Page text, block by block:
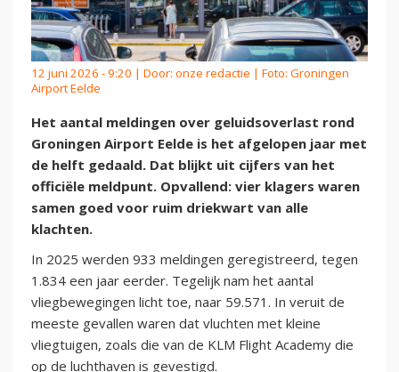
12 juni 2026 - 9:20 | Door: onze redactie | Foto: Groningen
Airport Eelde
Het aantal meldingen over geluidsoverlast rond
Groningen Airport Eelde is het afgelopen jaar met
de helft gedaald. Dat blijkt uit cijfers van het
officiële meldpunt. Opvallend: vier klagers waren
samen goed voor ruim driekwart van alle
klachten.
In 2025 werden 933 meldingen geregistreerd, tegen
1.834 een jaar eerder. Tegelijk nam het aantal
vliegbewegingen licht toe, naar 59.571. In veruit de
meeste gevallen waren dat vluchten met kleine
vliegtuigen, zoals die van de KLM Flight Academy die
op de luchthaven is gevestigd.